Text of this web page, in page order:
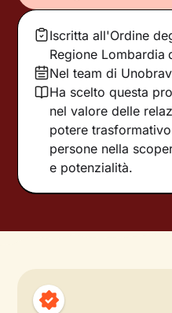
Iscritta all'Ordine
Regione Lombardia
Nel team di
Ha scelto questa
nel valore delle
potere
persone nella
e potenzialità.